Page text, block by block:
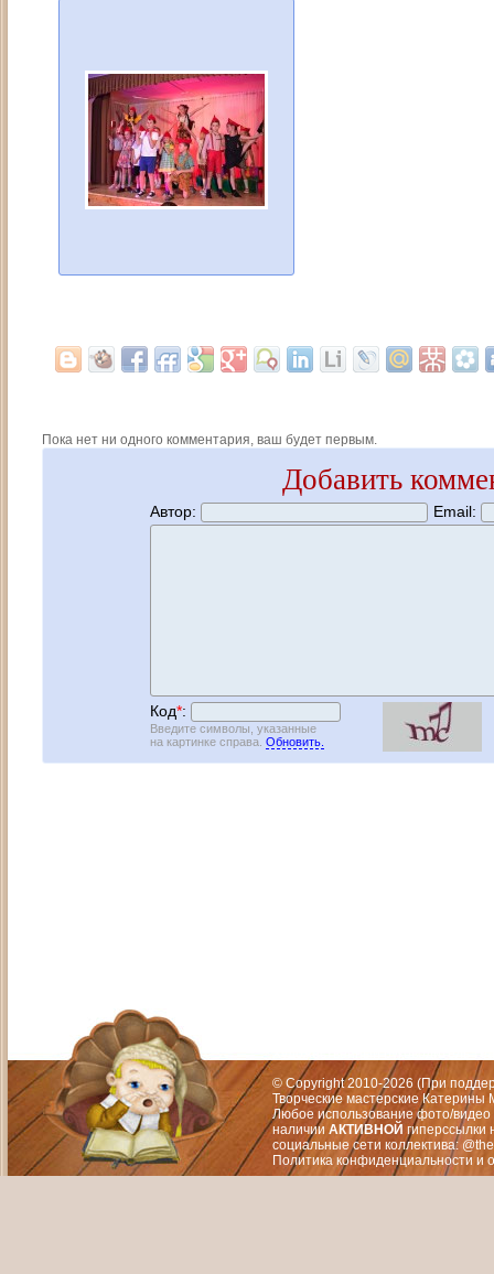
Пока нет ни одного комментария, ваш будет первым.
Добавить
Автор: Email:
Код*:
Введите символы, указанные
на картинке справа. Обновить.
© Copyright 2010-2026 (При
Творческие мастерские
Любое использование фото/видео
наличии АКТИВНОЙ гиперссылки
социальные сети коллектива:
Политика конфиденциальности и